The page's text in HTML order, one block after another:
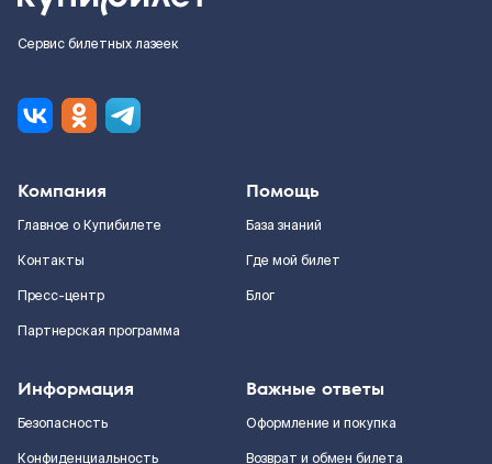
Сервис билетных лазеек
Компания
Главное о Купибилете
Контакты
Пресс-центр
Партнерская программа
Помощь
База знаний
Где мой билет
Блог
Информация
Безопасность
Конфиденциальность
Важные ответы
Оформление и покупка
Возврат и обмен билета